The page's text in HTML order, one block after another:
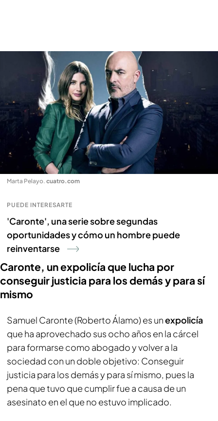
Marta Pelayo. cuatro.com
PUEDE INTERESARTE
'Caronte', una serie sobre segundas
oportunidades y cómo un hombre puede
reinventarse
Caronte, un expolicía que lucha por
conseguir justicia para los demás y para sí
mismo
Samuel Caronte (Roberto Álamo) es unexpolicía
que ha aprovechado sus ocho años en la cárcel
para formarse como abogado y volver a la
sociedad con un doble objetivo: Conseguir
justicia para los demás y para sí mismo, pues la
pena que tuvo que cumplir fue a causa de un
asesinato en el que no estuvo implicado.